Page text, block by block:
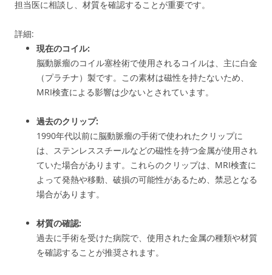
担当医に相談し、材質を確認することが重要です。
詳細:
現在のコイル:
脳動脈瘤のコイル塞栓術で使用されるコイルは、主に白金
（プラチナ）製です。 この素材は磁性を持たないため、
MRI検査による影響は少ないとされています。
過去のクリップ:
1990年代以前に脳動脈瘤の手術で使われたクリップに
は、ステンレススチールなどの磁性を持つ金属が使用され
ていた場合があります。 これらのクリップは、MRI検査に
よって発熱や移動、破損の可能性があるため、禁忌となる
場合があります。
材質の確認:
過去に手術を受けた病院で、使用された金属の種類や材質
を確認することが推奨されます。